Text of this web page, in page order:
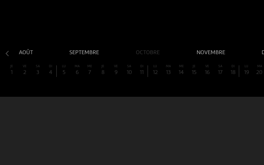
AOÛT SEPTEMBRE OCTOBRE NOVEMBRE
JE
1
VE
2
SA
3
DI
4
LU
5
MA
6
ME
7
JE
8
VE
9
SA
10
DI
11
LU
12
MA
13
ME
14
JE
15
VE
16
SA
17
DI
18
LU
19
MA
20